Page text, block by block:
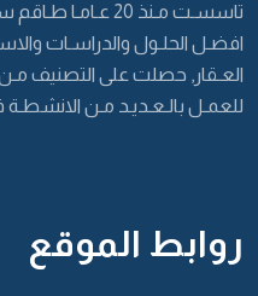
افضـل الحلـول والدراسـات
العـقار, حصلت على التصنيف مـن
للعمـل بالـعـديـد مـن
روابط الموقع